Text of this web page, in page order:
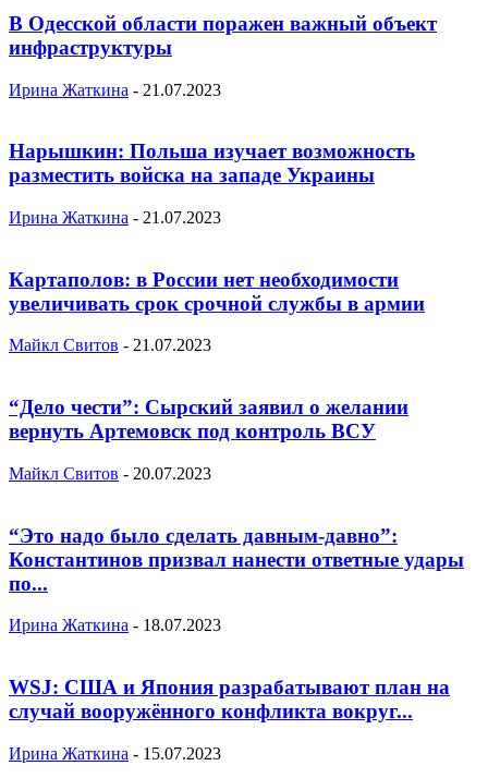
В Одесской области поражен важный объект
инфраструктуры
Ирина Жаткина - 21.07.2023
Нарышкин: Польша изучает возможность
разместить войска на западе Украины
Ирина Жаткина - 21.07.2023
Картаполов: в России нет необходимости
увеличивать срок срочной службы в армии
Майкл Свитов - 21.07.2023
“Дело чести”: Сырский заявил о желании
вернуть Артемовск под контроль ВСУ
Майкл Свитов - 20.07.2023
“Это надо было сделать давным-давно”:
Константинов призвал нанести ответные удары
по...
Ирина Жаткина - 18.07.2023
WSJ: США и Япония разрабатывают план на
случай вооружённого конфликта вокруг...
Ирина Жаткина - 15.07.2023